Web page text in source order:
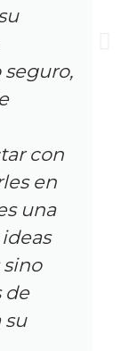
con
en
una
sino
de
su